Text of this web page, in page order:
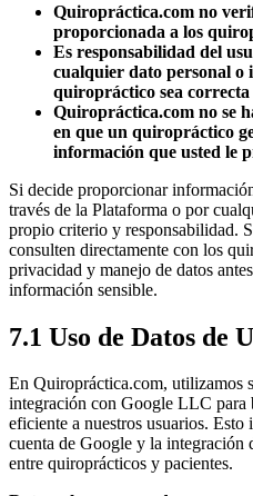
Quiropráctica.com no
proporcionada a los
Es responsabilidad del
cualquier dato personal
quiropráctico sea correcta
Quiropráctica.com no se
en que un quiropráctico
información que usted le
Si decide proporcionar
través de la Plataforma o por
propio criterio y responsabilidad.
consulten directamente con los
privacidad y manejo de datos
información sensible.
7.1 Uso de Datos de
En Quiropráctica.com, utilizamos
integración con Google LLC para
eficiente a nuestros usuarios.
cuenta de Google y la integración
entre quiroprácticos y pacientes.